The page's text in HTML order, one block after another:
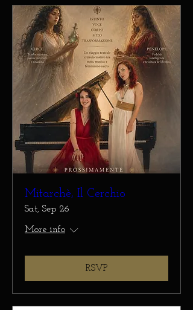
Mitarchè, Il Cerchio
Sat, Sep 26
More info
RSVP